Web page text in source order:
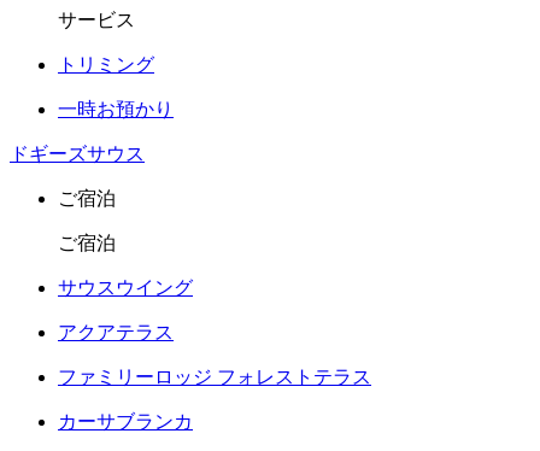
サービス
トリミング
一時お預かり
ドギーズサウス
ご宿泊
ご宿泊
サウスウイング
アクアテラス
ファミリーロッジ フォレストテラス
カーサブランカ